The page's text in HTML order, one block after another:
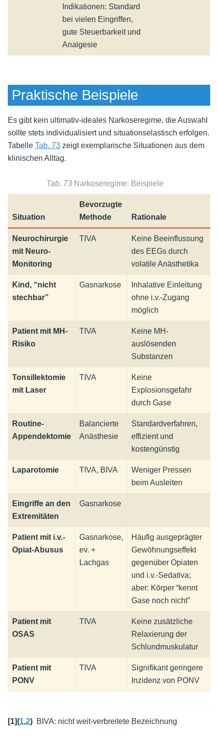
Indikationen: Standard
bei vielen Eingriffen,
gute Steuerbarkeit und
Analgesie
Praktische Beispiele
Es gibt kein ultimativ-ideales Narkoseregime, die Auswahl
sollte stets individualisiert und situationselastisch erfolgen.
Tabelle Tab. 73 zeigt exemplarische Situationen aus dem
klinischen Alltag.
Tab. 73 Narkoseregime: Beispiele
Situation
Bevorzugte
Methode
Rationale
Neurochirurgie
mit Neuro-
Monitoring
TIVA
Keine Beeinflussung
des EEGs durch
volatile Anästhetika
Kind, “nicht
stechbar”
Gasnarkose
Inhalative Einleitung
ohne i.v.-Zugang
möglich
Patient mit MH-
Risiko
TIVA
Keine MH-
auslösenden
Substanzen
Tonsillektomie
mit Laser
TIVA
Keine
Explosionsgefahr
durch Gase
Routine-
Appendektomie
Balancierte
Anästhesie
Standardverfahren,
effizient und
kostengünstig
Laparotomie TIVA, BIVA
Weniger Pressen
beim Ausleiten
Eingriffe an den
Extremitäten
Gasnarkose
Patient mit i.v.-
Opiat-Abusus
Gasnarkose,
ev. +
Lachgas
Häufig ausgeprägter
Gewöhnungseffekt
gegenüber Opiaten
und i.v.-Sedativa;
aber: Körper “kennt
Gase noch nicht”
Patient mit
OSAS
TIVA
Keine zusätzliche
Relaxierung der
Schlundmuskulatur
Patient mit
PONV
TIVA
Signifikant geringere
Inzidenz von PONV
[1](1,2) BIVA: nicht weit-verbreitete Bezeichnung